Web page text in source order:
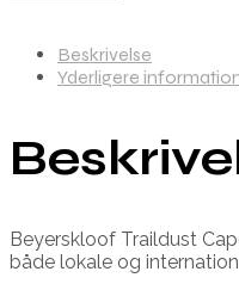
Beskrivelse
Yderligere
Beyerskloof Traildust
både lokale og